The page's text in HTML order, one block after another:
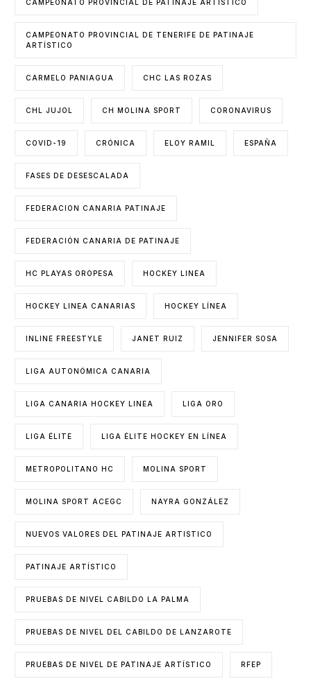
CAMPEONATO PROVINCIAL DE PATINAJE ARTÍSTICO
CAMPEONATO PROVINCIAL DE TENERIFE DE PATINAJE
ARTÍSTICO
CARMELO PANIAGUA CHC LAS ROZAS
CHL JUJOL CH MOLINA SPORT CORONAVIRUS
COVID-19 CRÓNICA ELOY RAMIL ESPAÑA
FASES DE DESESCALADA
FEDERACION CANARIA PATINAJE
FEDERACIÓN CANARIA DE PATINAJE
HC PLAYAS OROPESA HOCKEY LINEA
HOCKEY LINEA CANARIAS HOCKEY LÍNEA
INLINE FREESTYLE JANET RUIZ JENNIFER SOSA
LIGA AUTONÓMICA CANARIA
LIGA CANARIA HOCKEY LINEA LIGA ORO
LIGA ÉLITE LIGA ÉLITE HOCKEY EN LÍNEA
METROPOLITANO HC MOLINA SPORT
MOLINA SPORT ACEGC NAYRA GONZÁLEZ
NUEVOS VALORES DEL PATINAJE ARTISTICO
PATINAJE ARTÍSTICO
PRUEBAS DE NIVEL CABILDO LA PALMA
PRUEBAS DE NIVEL DEL CABILDO DE LANZAROTE
PRUEBAS DE NIVEL DE PATINAJE ARTÍSTICO RFEP